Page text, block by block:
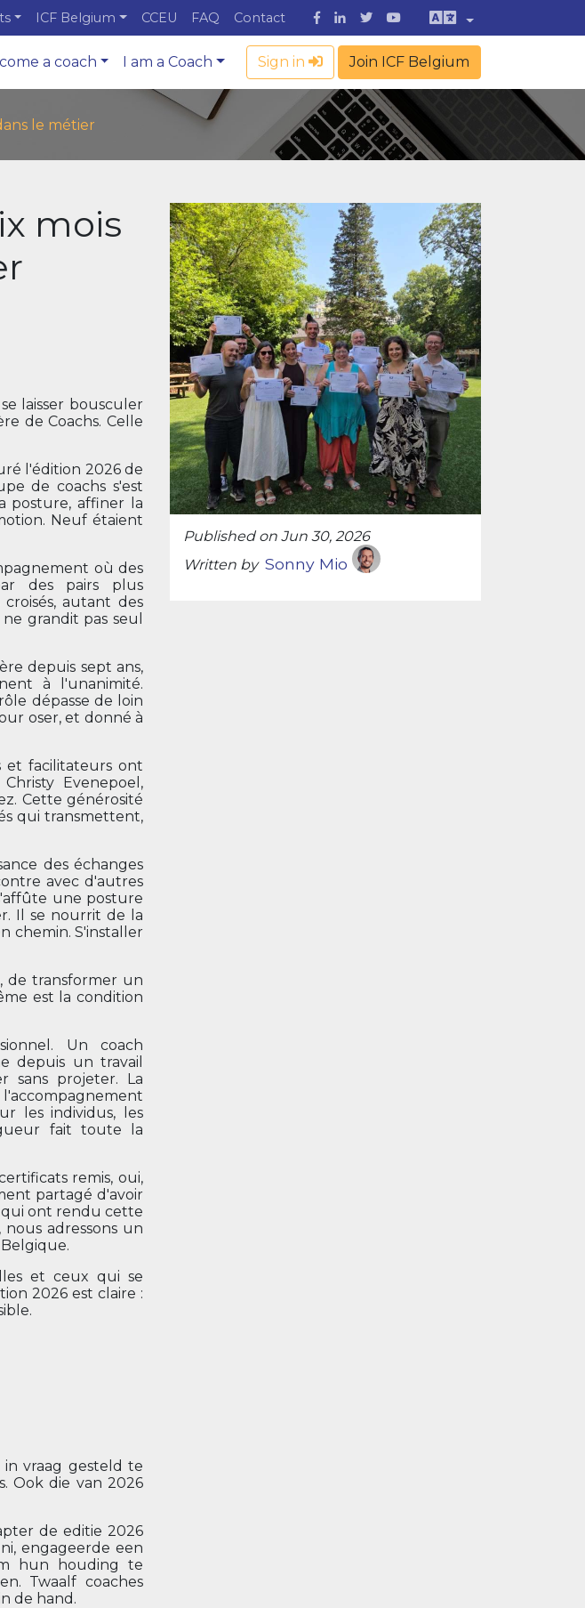
ICF Belgium CCEU FAQ Contact
a coach I am a Coach Sign in Join ICF Belgium
le métier
mois
laisser bousculer
de Coachs. Celle
l'édition 2026 de
de coachs s'est
posture, affiner la
Neuf étaient
où des
des pairs plus
autant des
grandit pas seul
depuis sept ans,
à l'unanimité.
dépasse de loin
oser, et donné à
et facilitateurs ont
Evenepoel,
Cette générosité
qui transmettent,
des échanges
avec d'autres
une posture
Il se nourrit de la
chemin. S'installer
de transformer un
est la condition
Un coach
depuis un travail
sans projeter. La
les individus, les
fait toute la
remis, oui,
partagé d'avoir
ont rendu cette
nous adressons un
et ceux qui se
2026 est claire :
vraag gesteld te
Ook die van 2026
de editie 2026
engageerde een
hun houding te
Twaalf coaches
de hand.
Published on Jun 30, 2026
Written by Sonny Mio